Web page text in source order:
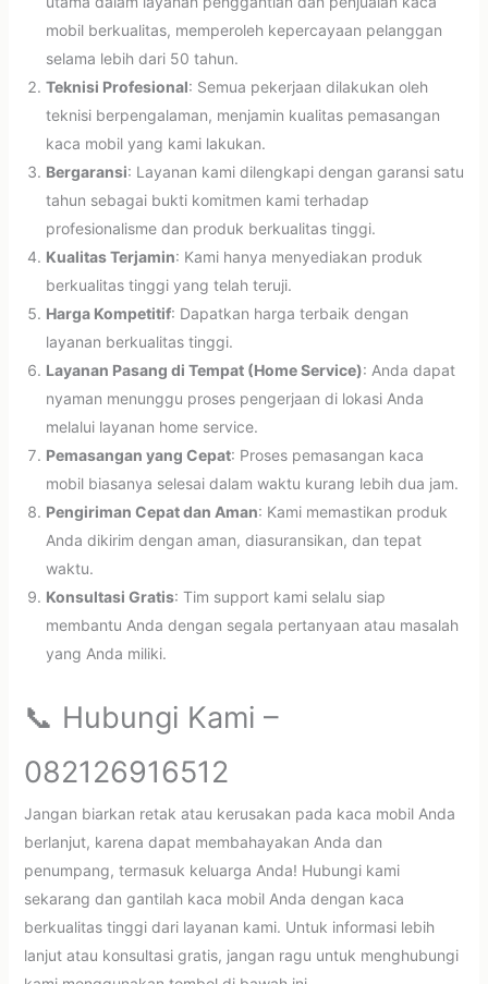
mobil berkualitas, memperoleh kepercayaan pelanggan
selama lebih dari 50 tahun.
Teknisi Profesional: Semua pekerjaan dilakukan oleh
teknisi berpengalaman, menjamin kualitas pemasangan
kaca mobil yang kami lakukan.
Bergaransi: Layanan kami dilengkapi dengan garansi satu
tahun sebagai bukti komitmen kami terhadap
profesionalisme dan produk berkualitas tinggi.
Kualitas Terjamin: Kami hanya menyediakan produk
berkualitas tinggi yang telah teruji.
Harga Kompetitif: Dapatkan harga terbaik dengan
layanan berkualitas tinggi.
Layanan Pasang di Tempat (Home Service): Anda dapat
nyaman menunggu proses pengerjaan di lokasi Anda
melalui layanan home service.
Pemasangan yang Cepat: Proses pemasangan kaca
mobil biasanya selesai dalam waktu kurang lebih dua jam.
Pengiriman Cepat dan Aman: Kami memastikan produk
Anda dikirim dengan aman, diasuransikan, dan tepat
waktu.
Konsultasi Gratis: Tim support kami selalu siap
membantu Anda dengan segala pertanyaan atau masalah
yang Anda miliki.
📞 Hubungi Kami –
082126916512
Jangan biarkan retak atau kerusakan pada kaca mobil Anda
berlanjut, karena dapat membahayakan Anda dan
penumpang, termasuk keluarga Anda! Hubungi kami
sekarang dan gantilah kaca mobil Anda dengan kaca
berkualitas tinggi dari layanan kami. Untuk informasi lebih
lanjut atau konsultasi gratis, jangan ragu untuk menghubungi